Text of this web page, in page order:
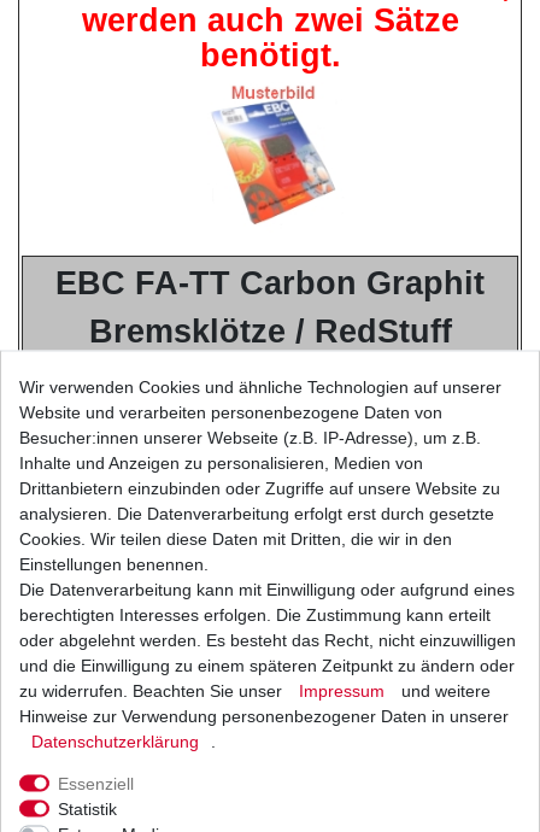
werden auch zwei Sätze
benötigt.
EBC FA-TT Carbon Graphit
Bremsklötze / RedStuff
TT Bremsbeläge von EBC in der neuen Carbon-Graphit
Mischung wurden
speziell für den Einsatz in Enduros, Cross und ATVs
entwickelt.
Sie entwickeln beim Bremsen sehr geringe Temperaturen
trotz eines hohen
Reibewertes. Kraftvolle Bremsleistung und geringer
Verschleiss ähnlich
dem der Sinterklötze zeichnen die TT Bremsklötze unter
fast
allen Einsatzbedingungen aus.
"TT"-Serie für MotoCross,
Enduro
und ATV / Quad Maschinen
Wir verwenden Cookies und ähnliche Technologien auf unserer
Website und verarbeiten personenbezogene Daten von
Besucher:innen unserer Webseite (z.B. IP-Adresse), um z.B.
Inhalte und Anzeigen zu personalisieren, Medien von
Drittanbietern einzubinden oder Zugriffe auf unsere Website zu
analysieren. Die Datenverarbeitung erfolgt erst durch gesetzte
Cookies. Wir teilen diese Daten mit Dritten, die wir in den
Einstellungen benennen.
Die Datenverarbeitung kann mit Einwilligung oder aufgrund eines
berechtigten Interesses erfolgen. Die Zustimmung kann erteilt
oder abgelehnt werden. Es besteht das Recht, nicht einzuwilligen
und die Einwilligung zu einem späteren Zeitpunkt zu ändern oder
zu widerrufen. Beachten Sie unser
Impressum
und weitere
Hinweise zur Verwendung personenbezogener Daten in unserer
Daten­schutz­erklärung
Essenziell
Statistik